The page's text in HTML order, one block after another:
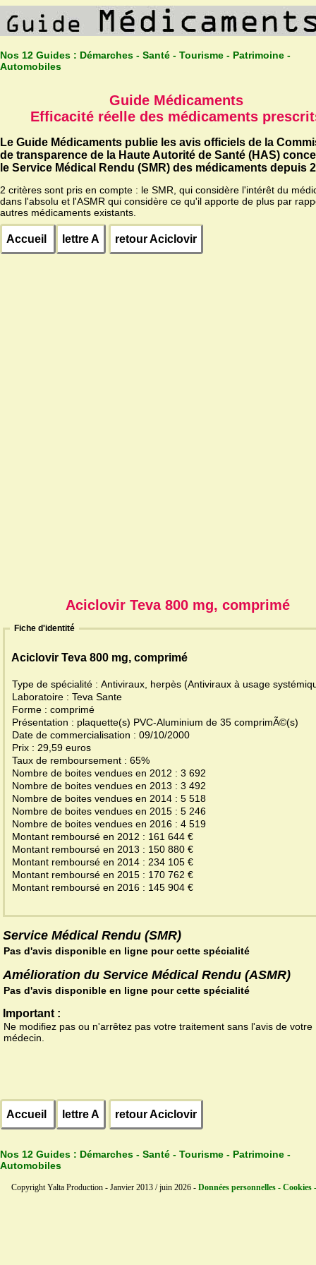
Nos 12 Guides : Démarches - Santé - Tourisme - Patrimoine -
Automobiles
Guide Médicaments
Efficacité réelle des médicaments
Le Guide Médicaments publie les avis officiels de la
de transparence de la Haute Autorité de Santé (HAS)
le Service Médical Rendu (SMR) des médicaments depuis
2 critères sont pris en compte : le SMR, qui considère l'intérêt du
dans l'absolu et l'ASMR qui considère ce qu'il apporte de plus par
autres médicaments existants.
Accueil lettre A retour Aciclovir
Aciclovir Teva 800 mg, comprimé
Fiche d'identité
Aciclovir Teva 800 mg, comprimé
Type de spécialité : Antiviraux, herpès (Antiviraux à usage
Laboratoire : Teva Sante
Forme : comprimé
Présentation : plaquette(s) PVC-Aluminium de 35 comprimÃ©(s)
Date de commercialisation : 09/10/2000
Prix : 29,59 euros
Taux de remboursement : 65%
Nombre de boites vendues en 2012 : 3 692
Nombre de boites vendues en 2013 : 3 492
Nombre de boites vendues en 2014 : 5 518
Nombre de boites vendues en 2015 : 5 246
Nombre de boites vendues en 2016 : 4 519
Montant remboursé en 2012 : 161 644 €
Montant remboursé en 2013 : 150 880 €
Montant remboursé en 2014 : 234 105 €
Montant remboursé en 2015 : 170 762 €
Montant remboursé en 2016 : 145 904 €
Service Médical Rendu (SMR)
Pas d'avis disponible en ligne pour cette spécialité
Amélioration du Service Médical Rendu (ASMR)
Pas d'avis disponible en ligne pour cette spécialité
Important :
Ne modifiez pas ou n'arrêtez pas votre traitement sans l'avis de votre
médecin.
Accueil lettre A retour Aciclovir
Nos 12 Guides : Démarches - Santé - Tourisme - Patrimoine -
Automobiles
Copyright Yalta Production - Janvier 2013 / juin 2026 - Données personnelles - Cookies